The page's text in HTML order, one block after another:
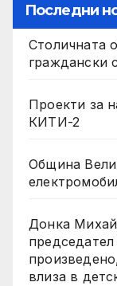
Последни
Столичната
граждански
Проекти за
КИТИ-2
Община
Донка
влиза в